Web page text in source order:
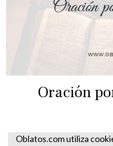
Oración
Oblatos.com utiliza